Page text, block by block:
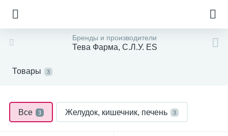
Бренды и производители
Тева Фарма, С.Л.У. ЕS
Товары 3
Все 3 Желудок, кишечник, печень 3